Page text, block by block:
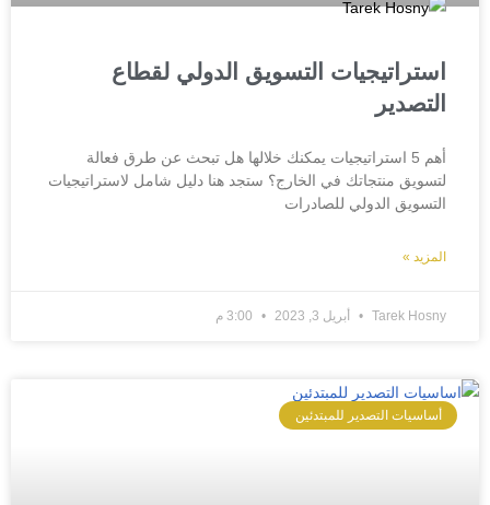
استراتيجيات التسويق الدولي لقطاع
التصدير
أهم 5 استراتيجيات يمكنك خلالها هل تبحث عن طرق فعالة
لتسويق منتجاتك في الخارج؟ ستجد هنا دليل شامل لاستراتيجيات
التسويق الدولي للصادرات
المزيد »
Tarek Hosny أبريل 3, 2023
أساسيات التصدير للمبتدئين